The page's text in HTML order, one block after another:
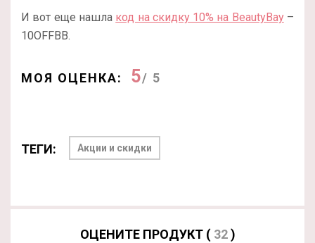
И вот еще нашла код на скидку 10% на BeautyBay–
10OFFBB.
МОЯ ОЦЕНКА: 5/ 5
ТЕГИ: Акции и скидки
ОЦЕНИТЕ ПРОДУКТ ( 32)